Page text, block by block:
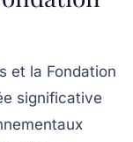
et la Fondation
significative